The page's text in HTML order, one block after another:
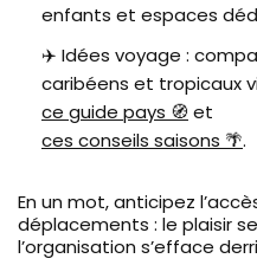
enfants et espaces
✈️ Idées voyage :
caribéens et tropicaux
ce guide pays 🧭 et
ces conseils saisons 🌴.
En un mot, anticipez
déplacements : le plaisir
l’organisation s’efface